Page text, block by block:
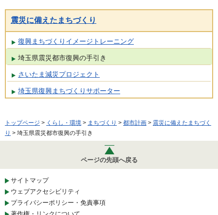
震災に備えたまちづくり
復興まちづくりイメージトレーニング
埼玉県震災都市復興の手引き
さいたま減災プロジェクト
埼玉県復興まちづくりサポーター
トップページ > くらし・環境 > まちづくり > 都市計画 > 震災に備えたまちづく
り > 埼玉県震災都市復興の手引き
ページの先頭へ戻る
サイトマップ
ウェブアクセシビリティ
プライバシーポリシー・免責事項